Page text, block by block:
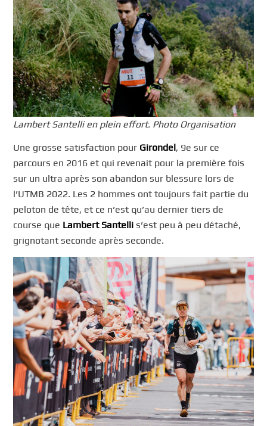
Lambert Santelli en plein effort. Photo Organisation
Une grosse satisfaction pour Girondel, 9e sur ce
parcours en 2016 et qui revenait pour la première fois
sur un ultra après son abandon sur blessure lors de
l’UTMB 2022. Les 2 hommes ont toujours fait partie du
peloton de tête, et ce n’est qu’au dernier tiers de
course que Lambert Santelli s’est peu à peu détaché,
grignotant seconde après seconde.